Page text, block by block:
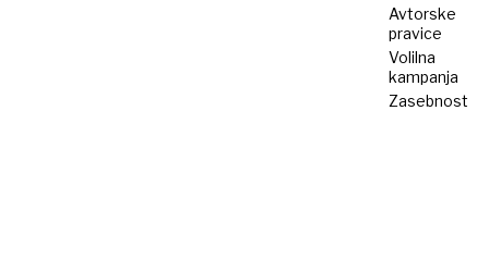
Avtorske
pravice
Volilna
kampanja
Zasebnost